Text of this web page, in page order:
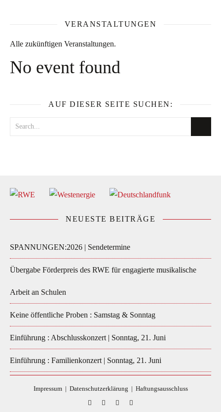
VERANSTALTUNGEN
Alle zukünftigen Veranstaltungen.
No event found
AUF DIESER SEITE SUCHEN:
NEUESTE BEITRÄGE
SPANNUNGEN:2026 | Sendetermine
Übergabe Förderpreis des RWE für engagierte musikalische
Arbeit an Schulen
Keine öffentliche Proben : Samstag & Sonntag
Einführung : Abschlusskonzert | Sonntag, 21. Juni
Einführung : Familienkonzert | Sonntag, 21. Juni
Impressum| Datenschutzerklärung | Haftungsausschluss